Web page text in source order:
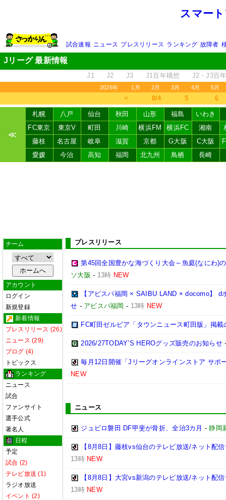
スマー
試合速報 ニュース プレスリリース ランキング 故障者
Jリーグ 最新情報
J1 J2 J3 J1百年構想 J2・J3百
2026年 1月 2月 3月 4月 5月
＜ 8/4 5 6
≪
札幌 八戸 仙台 秋田 山形 福島
いわき
FC東京
東京V 町田 川崎 横浜FM 横浜FC 湘南
藤枝
名古屋 岐阜 滋賀 京都 G大阪 C大阪
愛媛
今治 高知 福岡 北九州 鳥栖 長崎
チーム
アカウント
ログイン
新規登録
新着情報
プレスリリース (26)
ニュース (29)
ブログ (4)
トピックス
ランキング
ニュース
試合
ファンサイト
選手公式
著名人
日程
予定
試合 (2)
テレビ放送 (1)
ラジオ放送
イベント (2)
プレスリリース
第45回全国豊かな海づくり大会～魚庭(なにわ)
ソ大阪 - 13時 NEW
【アビスパ福岡 × SAIBU LAND × docomo】
せ - アビスパ福岡 - 13時 NEW
FC町田ゼルビア「タウンニュース町田版」掲載
2026/27TODAY’S HEROグッズ販売のお知らせ
毎月12日開催「Jリーグオンラインストア サポ
NEW
ニュース
ジュビロ磐田 DF甲斐が骨折、全治3カ月 -静岡
【8月8日】藤枝vs仙台のテレビ放送/ネット配
13時 NEW
【8月8日】大宮vs新潟のテレビ放送/ネット配
13時 NEW